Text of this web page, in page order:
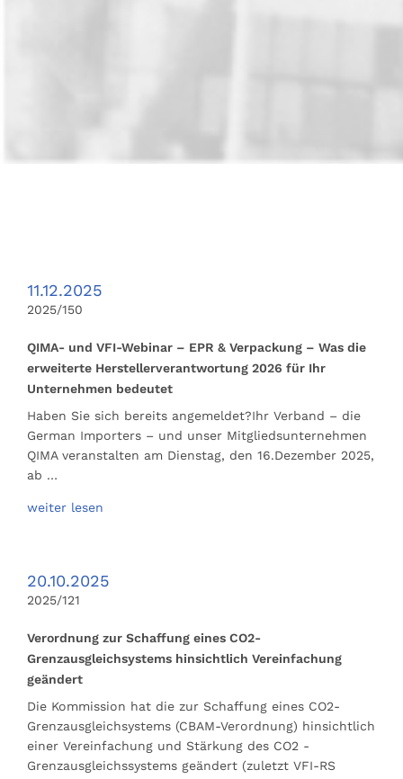
11.12.2025
2025/150
QIMA- und VFI-Webinar – EPR & Verpackung – Was die
erweiterte Herstellerverantwortung 2026 für Ihr
Unternehmen bedeutet
Haben Sie sich bereits angemeldet?Ihr Verband – die
German Importers – und unser Mitgliedsunternehmen
QIMA veranstalten am Dienstag, den 16.Dezember 2025,
ab …
weiter lesen
20.10.2025
2025/121
Verordnung zur Schaffung eines CO2-
Grenzausgleichsystems hinsichtlich Vereinfachung
geändert
Die Kommission hat die zur Schaffung eines CO2-
Grenzausgleichsystems (CBAM-Verordnung) hinsichtlich
einer Vereinfachung und Stärkung des CO2 -
Grenzausgleichssystems geändert (zuletzt VFI-RS